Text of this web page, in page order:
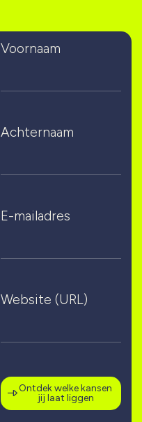
Voornaam
Achternaam
E-mailadres
Website (URL)
Ontdek welke kansen
jij laat liggen